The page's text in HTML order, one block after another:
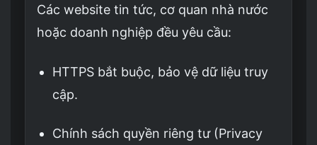
Các website tin tức, cơ quan nhà nước
hoặc doanh nghiệp đều yêu cầu:
HTTPS bắt buộc, bảo vệ dữ liệu truy
cập.
Chính sách quyền riêng tư (Privacy